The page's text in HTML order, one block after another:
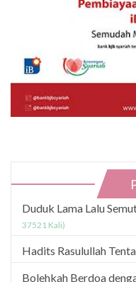
Duduk Lama Lalu
37521 Kali)
Hadits Rasulullah
Bolehkah Berdoa